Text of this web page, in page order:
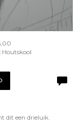
Houtskool
dit een drieluik.